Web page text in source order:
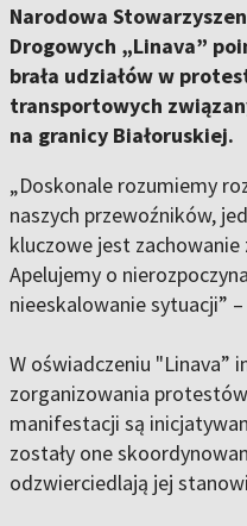
Narodowa
Drogowych „Linava”
brała udziałów w
transportowych
na granicy Białoruskiej.
„Doskonale rozumiemy
naszych przewoźników,
kluczowe jest
Apelujemy o
nieeskalowanie sytuacji”
W oświadczeniu "Linava”
zorganizowania
manifestacji są
zostały one
odzwierciedlają jej